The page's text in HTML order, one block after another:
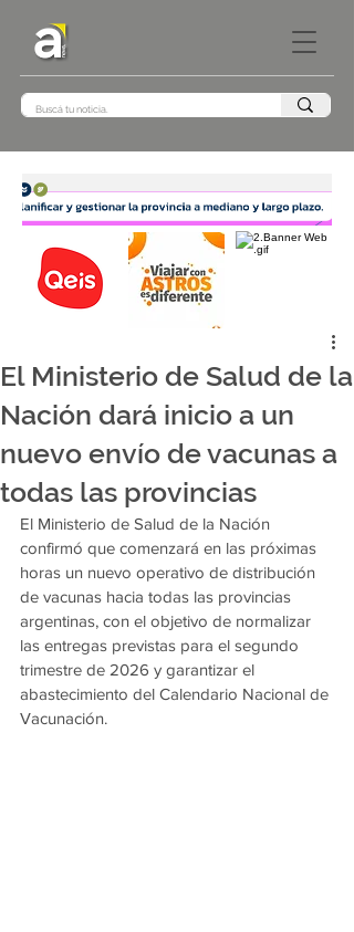
El Ministerio de Salud de la
Nación dará inicio a un
nuevo envío de vacunas a
todas las provincias
El Ministerio de Salud de la Nación
confirmó que comenzará en las próximas
horas un nuevo operativo de distribución
de vacunas hacia todas las provincias
argentinas, con el objetivo de normalizar
las entregas previstas para el segundo
trimestre de 2026 y garantizar el
abastecimiento del Calendario Nacional de
Vacunación.